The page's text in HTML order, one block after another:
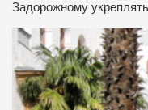
Задорожному